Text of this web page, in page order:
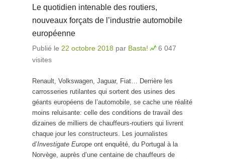
Le quotidien intenable des routiers,
nouveaux forçats de l’industrie automobile
européenne
Publié le 22 octobre 2018 par Basta!
6 047
visites
Renault, Volkswagen, Jaguar, Fiat… Derrière les
carrosseries rutilantes qui sortent des usines des
géants européens de l’automobile, se cache une réalité
moins reluisante: celle des conditions de travail des
dizaines de milliers de chauffeurs-routiers qui livrent
chaque jour les constructeurs. Les journalistes
d’Investigate Europe ont enquêté, du Portugal à la
Norvège, auprès d’une centaine de chauffeurs de